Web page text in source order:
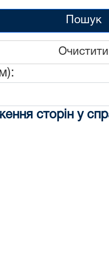
Пошук
Очистити
сторін у